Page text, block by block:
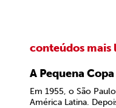
conteúdos mais
A Pequena
Em 1955, o São
América Latina.